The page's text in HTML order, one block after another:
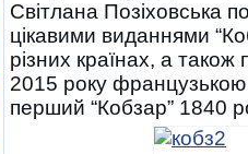
Світлана Позіховська
цікавими виданнями
різних країнах, а
2015 року
перший “Кобзар” 1840